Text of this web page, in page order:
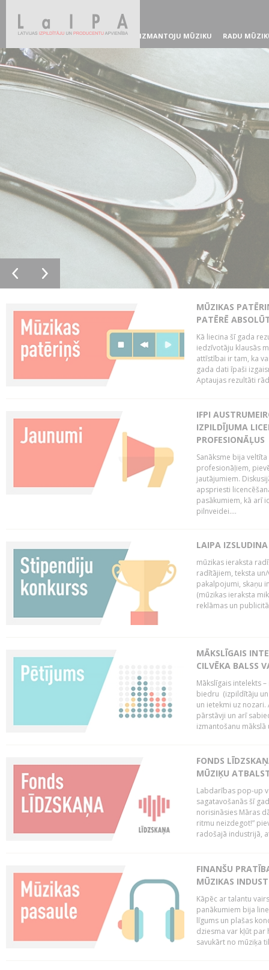
IZMANTOJU MŪZIKU RADU
MŪZIKAS
PATĒRĒ
Kā liecina šī gada
iedzīvotāju klausās
attīstībai ir tam, ka
gada dati īpaši
Aptaujas rezultāti
IFPI
IZPILDĪJUMA
PROFESIONĀĻUS
Sanāksme bija
profesionāļiem,
jautājumiem.
apspriesti
pasākumiem, kā arī
pilnveidei....
LAIPA
mūzikas ieraksta
radītājiem, teksta
pakalpojumi, skaņu
(mūzikas ieraksta
reklāmas un
MĀKSLĪGAIS
CILVĒKA BALSS
Mākslīgais intelekts
biedru (izpildītāju
un ietekmi uz
pārstāvji un arī
izmantošanu mākslā
FONDS
MŪZIĶU
Labdarības pop-up
sagatavošanās šī
norisināsies Māras
ritmu neizdegot!”
radošajā industrijā,
FINANŠU
MŪZIKAS
Kāpēc ar talantu
panākumiem bija
līgums un plašas
dziesma var kļūt par
savukārt no mūziķa